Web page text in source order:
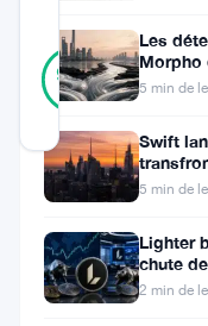
96%
RÉEL
Vérifié
45
votes
Les
traders
abordent
Les
Morpho
5 min de
Swift
Morgan
5 min de
Lighter
chute
du 7
2 min de